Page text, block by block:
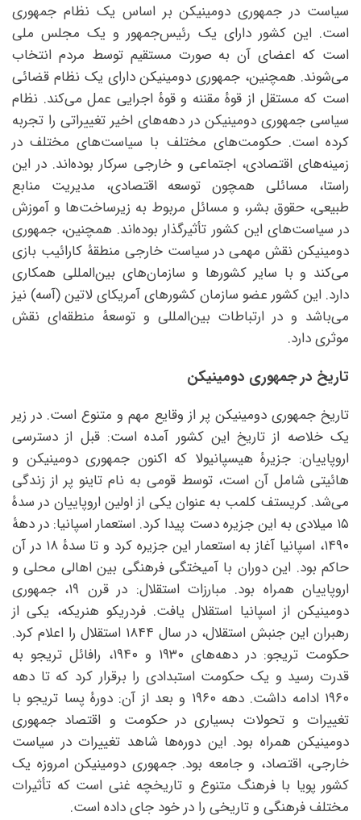
سیاست در جمهوری دومینیکن بر اساس یک نظام جمهوری
است. این کشور دارای یک رئیس‌جمهور و یک مجلس ملی
است که اعضای آن به صورت مستقیم توسط مردم انتخاب
می‌شوند. همچنین، جمهوری دومینیکن دارای یک نظام قضائی
است که مستقل از قوهٔ مقننه و قوهٔ اجرایی عمل می‌کند. نظام
سیاسی جمهوری دومینیکن در دهه‌های اخیر تغییراتی را تجربه
کرده است. حکومت‌های مختلف با سیاست‌های مختلف در
زمینه‌های اقتصادی، اجتماعی و خارجی سرکار بوده‌اند. در این
راستا، مسائلی همچون توسعه اقتصادی، مدیریت منابع
طبیعی، حقوق بشر، و مسائل مربوط به زیرساخت‌ها و آموزش
در سیاست‌های این کشور تأثیرگذار بوده‌اند. همچنین، جمهوری
دومینیکن نقش مهمی در سیاست خارجی منطقهٔ کارائیب بازی
می‌کند و با سایر کشورها و سازمان‌های بین‌المللی همکاری
دارد. این کشور عضو سازمان کشورهای آمریکای لاتین (آسه) نیز
می‌باشد و در ارتباطات بین‌المللی و توسعهٔ منطقه‌ای نقش
موثری دارد.
تاریخ در جمهوری دومینیکن
تاریخ جمهوری دومینیکن پر از وقایع مهم و متنوع است. در زیر
یک خلاصه از تاریخ این کشور آمده است: قبل از دسترسی
اروپاییان: جزیرهٔ هیسپانیولا که اکنون جمهوری دومینیکن و
هائیتی شامل آن است، توسط قومی به نام تاینو پر از زندگی
می‌شد. کریستف کلمب به عنوان یکی از اولین اروپاییان در سدهٔ
۱۵ میلادی به این جزیره دست پیدا کرد. استعمار اسپانیا: در دههٔ
۱۴۹۰، اسپانیا آغاز به استعمار این جزیره کرد و تا سدهٔ ۱۸ در آن
حاکم بود. این دوران با آمیختگی فرهنگی بین اهالی محلی و
اروپاییان همراه بود. مبارزات استقلال: در قرن ۱۹، جمهوری
دومینیکن از اسپانیا استقلال یافت. فردریکو هنریکه، یکی از
رهبران این جنبش استقلال، در سال ۱۸۴۴ استقلال را اعلام کرد.
حکومت تریجو: در دهه‌های ۱۹۳۰ و ۱۹۴۰، رافائل تریجو به
قدرت رسید و یک حکومت استبدادی را برقرار کرد که تا دهه
۱۹۶۰ ادامه داشت. دهه ۱۹۶۰ و بعد از آن: دورهٔ پسا تریجو با
تغییرات و تحولات بسیاری در حکومت و اقتصاد جمهوری
دومینیکن همراه بود. این دوره‌ها شاهد تغییرات در سیاست
خارجی، اقتصاد، و جامعه بود. جمهوری دومینیکن امروزه یک
کشور پویا با فرهنگ متنوع و تاریخچه غنی است که تأثیرات
مختلف فرهنگی و تاریخی را در خود جای داده است.